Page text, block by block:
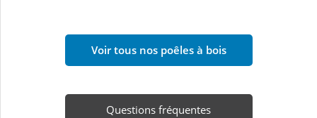
Voir tous nos poêles à bois
Questions fréquentes